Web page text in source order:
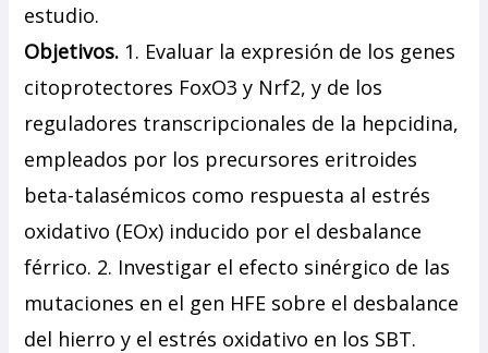
estudio.
Objetivos. 1. Evaluar la expresión de los genes
citoprotectores FoxO3 y Nrf2, y de los
reguladores transcripcionales de la hepcidina,
empleados por los precursores eritroides
beta-talasémicos como respuesta al estrés
oxidativo (EOx) inducido por el desbalance
férrico. 2. Investigar el efecto sinérgico de las
mutaciones en el gen HFE sobre el desbalance
del hierro y el estrés oxidativo en los SBT.